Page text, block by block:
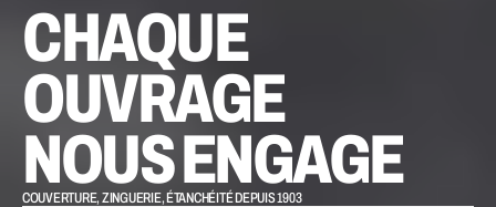
CHAQUE
OUVRAGE
NOUS ENGAGE
COUVERTURE, ZINGUERIE, ÉTANCHÉITÉ DEPUIS 1903